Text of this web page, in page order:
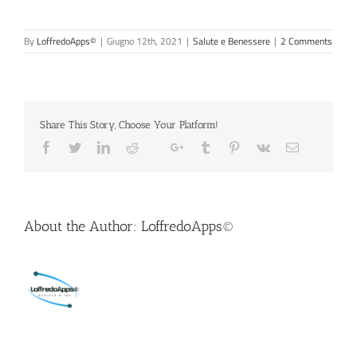
By LoffredoApps© | Giugno 12th, 2021 | Salute e Benessere | 2 Comments
Share This Story, Choose Your Platform!
About the Author: LoffredoApps©